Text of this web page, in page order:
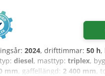
2024, drifttimmar: 50 h,
diesel, masttyp: triplex,
mm, gaffellängd: 2 400 mm,